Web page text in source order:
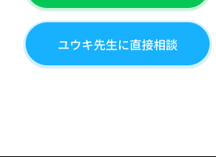
ユウキ先生に直接相談